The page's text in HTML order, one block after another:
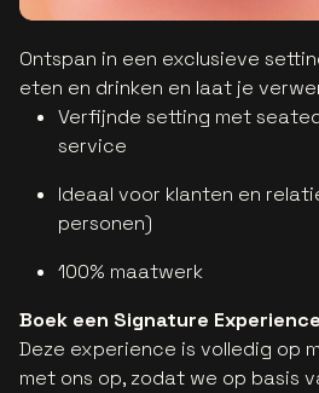
Ontspan in een exclusieve
eten en drinken en laat je
Verfijnde setting met
service
Ideaal voor klanten en
personen)
100% maatwerk
Boek een Signature Experience
Deze experience is volledig op
met ons op, zodat we op basis